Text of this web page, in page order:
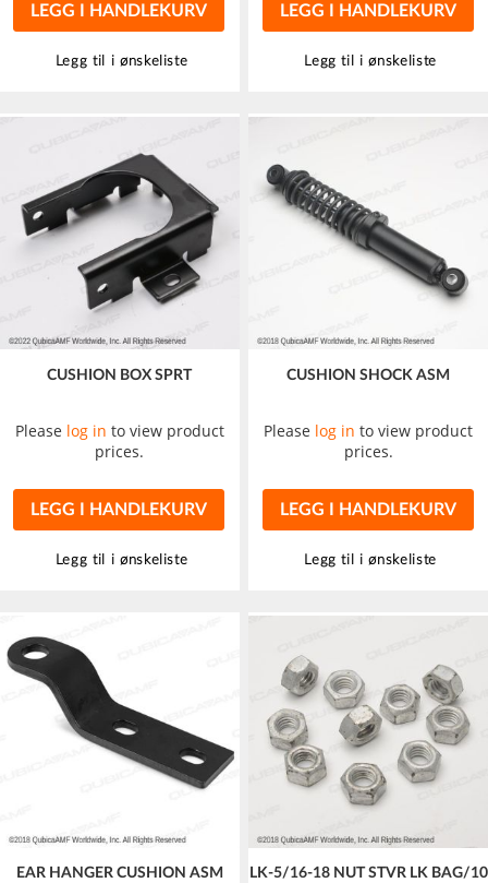
LEGG I HANDLEKURV
Legg til i ønskeliste
LEGG I HANDLEKURV
Legg til i ønskeliste
CUSHION BOX SPRT
Please log in to view product
prices.
LEGG I HANDLEKURV
Legg til i ønskeliste
CUSHION SHOCK ASM
Please log in to view product
prices.
LEGG I HANDLEKURV
Legg til i ønskeliste
EAR HANGER CUSHION ASM LK-5/16-18 NUT STVR LK BAG/10